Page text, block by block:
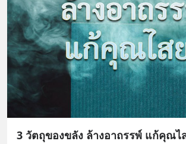
3 วัตถุของขลัง ล้างอาถรรพ์ แก้คุณไ